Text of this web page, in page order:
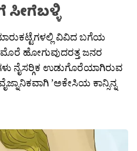
ವಿವಿದ ಬಗೆಯ
ಮೊರೆ ಹೋಗುವುದರತ್ತ ಜನರ
ನೈಸರ‍್ಗಿಕ ಉಡುಗೊರೆಯಾಗಿರುವ
’ಅಕೇಸಿಯ ಕಾನ್ಸಿನ್ನ